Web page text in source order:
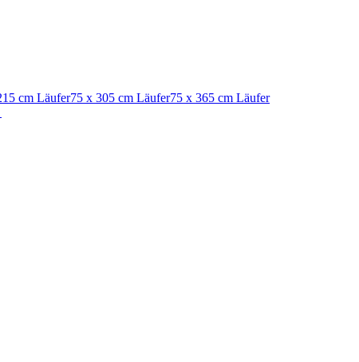
cm Läufer75 x 305 cm Läufer75 x 365 cm Läufer